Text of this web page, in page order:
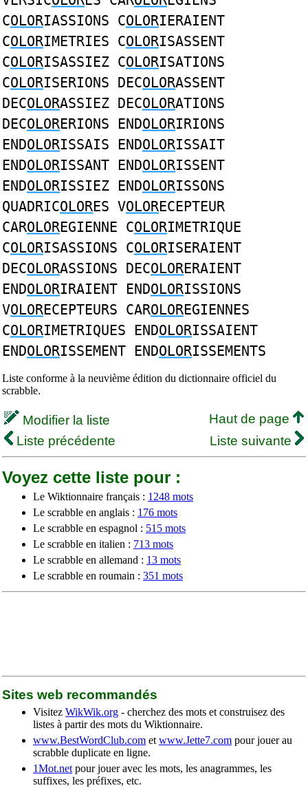
COLORIASSIONS COLORIERAIENT
COLORIMETRIES COLORISASSENT
COLORISASSIEZ COLORISATIONS
COLORISERIONS DECOLORASSENT
DECOLORASSIEZ DECOLORATIONS
DECOLORERIONS ENDOLORIRIONS
ENDOLORISSAIS ENDOLORISSAIT
ENDOLORISSANT ENDOLORISSENT
ENDOLORISSIEZ ENDOLORISSONS
QUADRICOLORES VOLORECEPTEUR
CAROLOREGIENNE COLORIMETRIQUE
COLORISASSIONS COLORISERAIENT
DECOLORASSIONS DECOLORERAIENT
ENDOLORIRAIENT ENDOLORISSIONS
VOLORECEPTEURS CAROLOREGIENNES
COLORIMETRIQUES ENDOLORISSAIENT
ENDOLORISSEMENT ENDOLORISSEMENTS
Liste conforme à la neuvième édition du dictionnaire officiel du
scrabble.
Modifier la liste
Haut de page
Liste précédente
Liste suivante
Voyez cette liste pour :
Le Wiktionnaire français : 1248 mots
Le scrabble en anglais : 176 mots
Le scrabble en espagnol : 515 mots
Le scrabble en italien : 713 mots
Le scrabble en allemand : 13 mots
Le scrabble en roumain : 351 mots
Sites web recommandés
Visitez WikWik.org - cherchez des mots et construisez des
listes à partir des mots du Wiktionnaire.
www.BestWordClub.com et www.Jette7.com pour jouer au
scrabble duplicate en ligne.
1Mot.net pour jouer avec les mots, les anagrammes, les
suffixes, les préfixes, etc.